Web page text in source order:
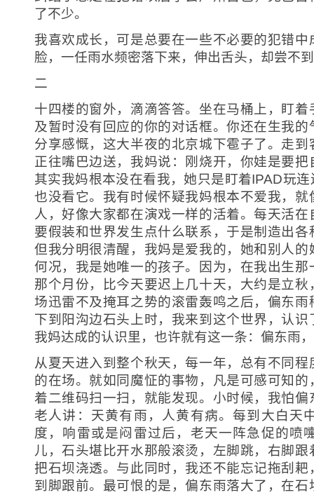
了不少。
我喜欢成长，可是总要在一些不必要的犯错
脸，一任雨水频密落下来，伸出舌头，却尝不
二
十四楼的窗外，滴滴答答。坐在马桶上，盯
及暂时没有回应的你的对话框。你还在生我
分享感慨，这大半夜的北京城下雹子了。走
正往嘴巴边送，我妈说：刚烧开，你娃是要
其实我妈根本没在看我，她只是盯着IPAD玩
也没看它。我有时候怀疑我妈根本不爱我，
人，好像大家都在演戏一样的活着。每天活
要假装和世界发生点什么联系，于是制造出
但我分明很清醒，我妈是爱我的，她和别人
何况，我是她唯一的孩子。因为，在我出生
那个月份，比今天要迟上几十天，大约是立
场迅雷不及掩耳之势的滚雷轰鸣之后，偏东
下到阳沟边石头上时，我来到这个世界，认
我妈达成的认识里，也许就有这一条：偏东雨
从夏天进入到整个秋天，每一年，总有不同
的在场。就如同魔怔的事物，凡是可感可知
着二维码扫一扫，就能发现。小时候，我怕
老人讲：天黄有雨，人黄有病。每到大白天
度，响雷或是闷雷过后，老天一阵急促的喷
儿，石头堪比开水那般滚烫，左脚跳，右脚
把石坝浇透。与此同时，我还不能忘记拖刮
到脚跟前。最可恨的是，偏东雨落大了，在